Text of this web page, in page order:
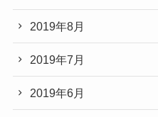
2019年8月
2019年7月
2019年6月